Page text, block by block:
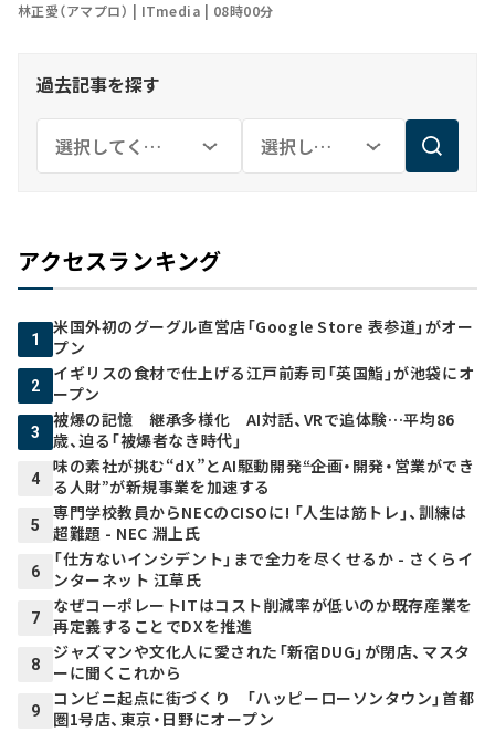
林正愛（アマプロ） ITmedia 08時00分
過去記事を探す
アクセスランキング
1
米国外初のグーグル直営店「Google Store 表参道」がオー
プン
2
イギリスの食材で仕上げる江戸前寿司「英国鮨」が池袋にオ
ープン
3
被爆の記憶 継承多様化 AI対話、VRで追体験…平均86
歳、迫る「被爆者なき時代」
4
味の素社が挑む“dX”とAI駆動開発――“企画・開発・営業ができ
る人財”が新規事業を加速する
5
専門学校教員からNECのCISOに! 「人生は筋トレ」、訓練は
超難題 - NEC 淵上氏
6
「仕方ないインシデント」まで全力を尽くせるか - さくらイ
ンターネット 江草氏
7
なぜコーポレートITはコスト削減率が低いのか――既存産業を
再定義することでDXを推進
8
ジャズマンや文化人に愛された「新宿DUG」が閉店、マスタ
ーに聞くこれから
9
コンビニ起点に街づくり 「ハッピーローソンタウン」首都
圏1号店、東京・日野にオープン